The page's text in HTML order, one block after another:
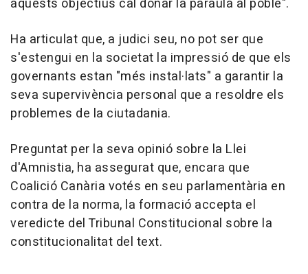
aquests objectius cal donar la paraula al poble".
Ha articulat que, a judici seu, no pot ser que
s'estengui en la societat la impressió de que els
governants estan "més instal·lats" a garantir la
seva supervivència personal que a resoldre els
problemes de la ciutadania.
Preguntat per la seva opinió sobre la Llei
d'Amnistia, ha assegurat que, encara que
Coalició Canària votés en seu parlamentària en
contra de la norma, la formació accepta el
veredicte del Tribunal Constitucional sobre la
constitucionalitat del text.